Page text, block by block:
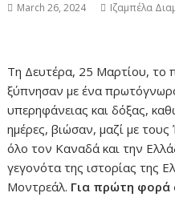
March 26, 2024 Ιζαμπέλα
Τη Δευτέρα, 25 Μαρτίου, το
ξύπνησαν με ένα
υπερηφάνειας και δόξας,
ημέρες, βιώσαν, μαζί με
όλο τον Καναδά και την
γεγονότα της ιστορίας της
Μοντρεάλ. Για πρώτη φορά